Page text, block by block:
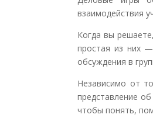
взаимодействия
Когда вы
простая из них
обсуждения в
Независимо от
представление
чтобы понять,